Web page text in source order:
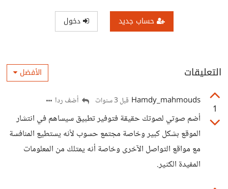
حساب جديد دخول
التعليقات الأفضل
1
Hamdy_mahmouds قبل 3 سنوات أضف ردا
أضم صوتي لصوتك حقيقة فتوفير تطبيق سيساهم في انتشار
الموقع بشكل كبير وخاصة مجتمع حسوب لأنه يستطيع المنافسة
مع مواقع التواصل الآخرى وخاصة أنه يمتلك من المعلومات
المفيدة الكثير.